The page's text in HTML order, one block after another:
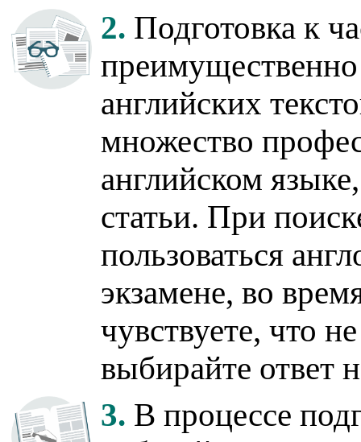
2. Подготовка к
английских
множество
английском
статьи. При
пользоваться
экзамене, во
чувствуете, что
выбирайте ответ
3. В процессе